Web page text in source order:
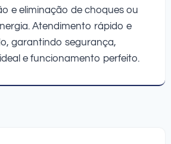
e eliminação de choques ou
Atendimento rápido e
garantindo segurança,
e funcionamento perfeito.